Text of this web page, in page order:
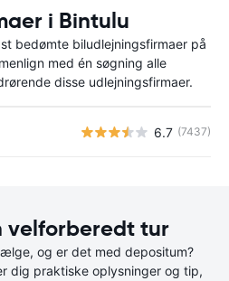
i Bintulu
bedømte biludlejningsfirmaer på
med én søgning alle
disse udlejningsfirmaer.
6.7 (7437)
velforberedt tur
og er det med depositum?
dig praktiske oplysninger og tip,